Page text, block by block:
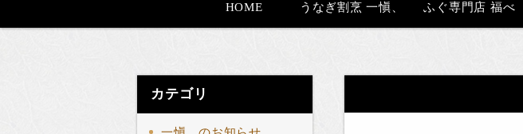
HOME うなぎ割烹 一愼、 ふぐ専門店 福べ
カテゴリ